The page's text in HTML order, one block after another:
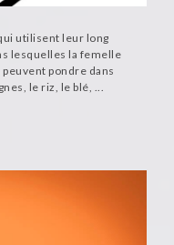
utilisent leur long
lesquelles la femelle
pondre dans
le riz, le blé, ...